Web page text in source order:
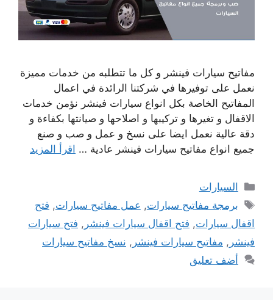
مفاتيح سيارات فينشر و كل ما تتطلبه من خدمات مميزة
نعمل على توفيرها في شركتنا الرائدة في اعمال
المفاتيح الخاصة بكل انواع سيارات فينشر نؤمن خدمات
الاقفال و تغيرها و تركيبها و اصلاحها و صيانتها بكفاءة و
دقة عالية نعمل ايضا على نسخ و عمل و صب و صنع
جميع انواع مفاتيح سيارات فينشر عادية … اقرأ المزيد
التصنيفات
السيارات
الوسوم
برمجة مفاتيح سيارات, عمل مفاتيح سيارات, فتح
اقفال سيارات, فتح اقفال سيارات فينشر , فتح سيارات
فينشر , مفاتيح سيارات فينشر , نسخ مفاتيح سيارات
أضف تعليق